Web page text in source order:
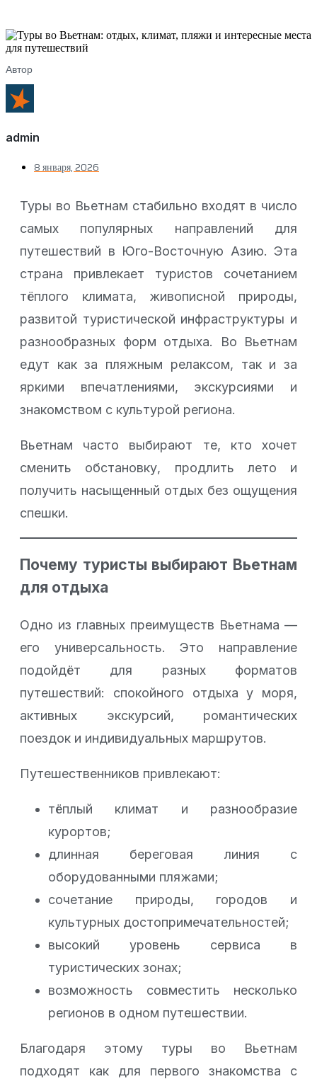
Автор
admin
8 января, 2026
Туры во Вьетнам стабильно входят в число
самых популярных направлений для
путешествий в Юго-Восточную Азию. Эта
страна привлекает туристов сочетанием
тёплого климата, живописной природы,
развитой туристической инфраструктуры и
разнообразных форм отдыха. Во Вьетнам
едут как за пляжным релаксом, так и за
яркими впечатлениями, экскурсиями и
знакомством с культурой региона.
Вьетнам часто выбирают те, кто хочет
сменить обстановку, продлить лето и
получить насыщенный отдых без ощущения
спешки.
Почему туристы выбирают Вьетнам
для отдыха
Одно из главных преимуществ Вьетнама —
его универсальность. Это направление
подойдёт для разных форматов
путешествий: спокойного отдыха у моря,
активных экскурсий, романтических
поездок и индивидуальных маршрутов.
Путешественников привлекают:
тёплый климат и разнообразие
курортов;
длинная береговая линия с
оборудованными пляжами;
сочетание природы, городов и
культурных достопримечательностей;
высокий уровень сервиса в
туристических зонах;
возможность совместить несколько
регионов в одном путешествии.
Благодаря этому туры во Вьетнам
подходят как для первого знакомства с